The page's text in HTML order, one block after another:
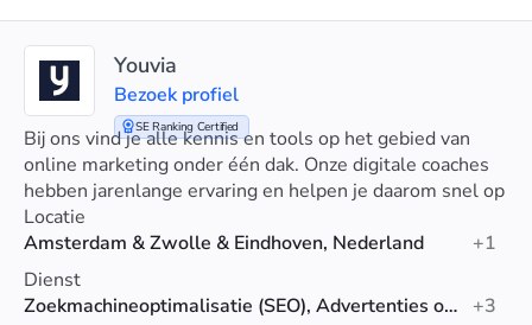
SE Ranking Certified
Youvia
Bezoek profiel
Bij ons vind je alle kennis en tools op het gebied van
online marketing onder één dak. Onze digitale coaches
hebben jarenlange ervaring en helpen je daarom snel op
weg. Persoonlijke begeleiding en advies op maat.
Locatie
Amsterdam & Zwolle & Eindhoven, Nederland
+1
Dienst
Zoekmachineoptimalisatie (SEO), Advertenties op sociale media, Reclame
+3